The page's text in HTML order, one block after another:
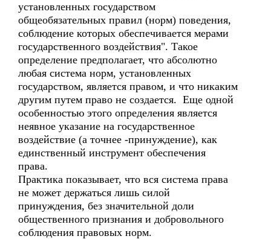
установленных государством
общеобязательных правил (норм) поведения,
соблюдение которых обеспечивается мерами
государственного воздействия". Такое
определение предполагает, что абсолютно
любая система норм, установленных
государством, является правом, и что никаким
другим путем право не создается. Еще одной
особенностью этого определения является
неявное указание на государственное
воздействие (а точнее -принуждение), как
единственный инструмент обеспечения
права.
Практика показывает, что вся система права
не может держаться лишь силой
принуждения, без значительной доли
общественного признания и добровольного
соблюдения правовых норм.